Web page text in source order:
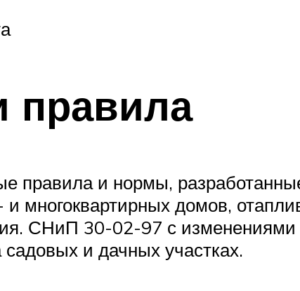
правила и нормы,
и многоквартирных домов,
СНиП 30-02-97 с изменениями
садовых и дачных участках.